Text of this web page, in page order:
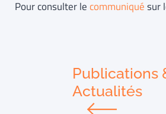
Pour consulter lecommuniquésur
Publications
Actualités